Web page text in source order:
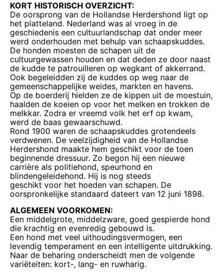
KORT HISTORISCH OVERZICHT:
De oorsprong van de Hollandse Herdershond ligt op
het platteland. Nederland was al vroeg in de
geschiedenis een cultuurlandschap dat onder meer
werd onderhouden met behulp van schaapskuddes.
De honden moesten de schapen uit de
cultuurgewassen houden en dat deden ze door naast
de kudde te patrouilleren op wegkant of akkerrand.
Ook begeleidden zij de kuddes op weg naar de
gemeenschappelijke weides, markten en havens.
Op de boerderij hielden ze de kippen uit de moestuin,
haalden de koeien op voor het melken en trokken de
melkkar. Zodra er vreemd volk het erf op kwam,
werd de baas gewaarschuwd.
Rond 1900 waren de schaapskuddes grotendeels
verdwenen. De veelzijdigheid van de Hollandse
Herdershond maakte hem geschikt voor de toen
beginnende dressuur. Zo begon hij een nieuwe
carrière als politiehond, speurhond en
blindengeleidehond. Hij is nog steeds
geschikt voor het hoeden van schapen. De
oorspronkelijke standaard dateert van 12 juni 1898.
ALGEMEEN VOORKOMEN:
Een middelgrote, middelzware, goed gespierde hond
die krachtig en evenredig gebouwd is.
Een hond met veel uithoudingsvermogen, een
levendig temperament en een intelligente uitdrukking.
Naar de beharing onderscheidt men de volgende
variëteiten: kort-, lang- en ruwharig.